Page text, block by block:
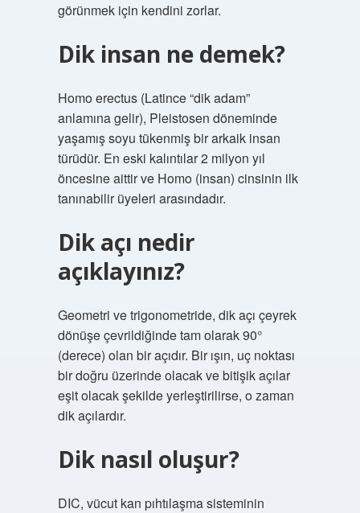
görünmek için kendini zorlar.
Dik insan ne demek?
Homo erectus (Latince “dik adam”
anlamına gelir), Pleistosen döneminde
yaşamış soyu tükenmiş bir arkaik insan
türüdür. En eski kalıntılar 2 milyon yıl
öncesine aittir ve Homo (insan) cinsinin ilk
tanınabilir üyeleri arasındadır.
Dik açı nedir
açıklayınız?
Geometri ve trigonometride, dik açı çeyrek
dönüşe çevrildiğinde tam olarak 90°
(derece) olan bir açıdır. Bir ışın, uç noktası
bir doğru üzerinde olacak ve bitişik açılar
eşit olacak şekilde yerleştirilirse, o zaman
dik açılardır.
Dik nasıl oluşur?
DIC, vücut kan pıhtılaşma sisteminin